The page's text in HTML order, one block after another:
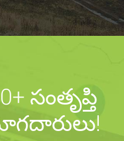
సంతృప్తి